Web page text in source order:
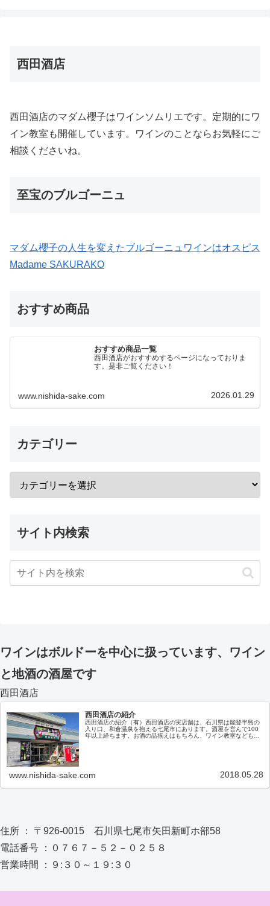
西田酒店
西田酒店のマダム櫻子はワインソムリエです。定期的にワ
イン教室も開催しています。ワインのことならお気軽にご
相談くださいね。
至宝のブルゴーニュ
マダム櫻子の人生を変えたブルゴーニュワインはオスピス
Madame SAKURAKO
おすすめ商品
おすすめ商品一覧
西田酒店がおすすめするページになっておりま
す。是非ご覧ください！
www.nishida-sake.com 2026.01.29
カテゴリー
サイト内検索
ワインはボルドーを中心に扱っています、ワイン
と地酒の酒屋です
西田酒店
西田酒店の紹介
西田酒店の紹介（有）西田酒店の実店舗は、石川県は能登半島の
入り口、和倉温泉を抱える七尾市にあります。酒屋を営んで100
年以上経ちます。お酒の品揃えはもちろん、ワイン教室なども随
www.nishida-sake.com 2018.05.28
住所 ： 〒926-0015 石川県七尾市矢田新町ホ部58
電話番号 ：０７６７－５２－０２５８
営業時間 ：９:３０～１９:３０